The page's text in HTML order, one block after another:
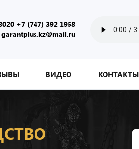
+7 (747) 392 1958
garantplus.kz@mail.ru
ВИДЕО КОНТАКТЫ